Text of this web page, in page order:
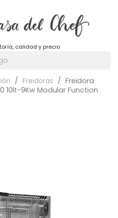
calidad y precio
Freidoras
Freidora
9Kw Modular Function